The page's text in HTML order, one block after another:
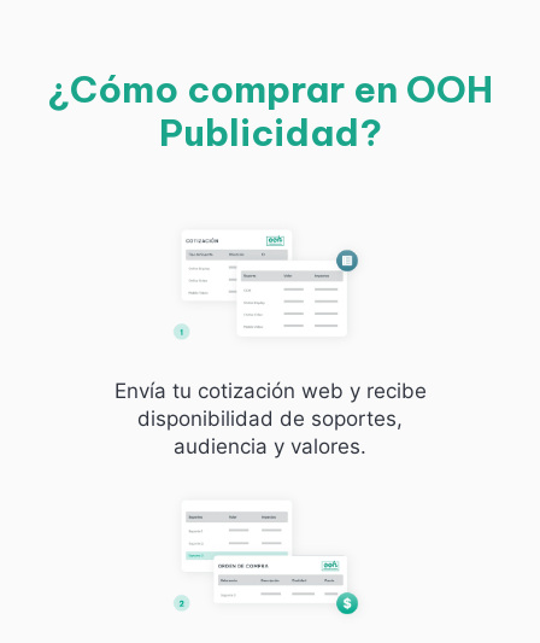
¿Cómo comprar en OOH
Publicidad?
Envía tu cotización web y recibe
disponibilidad de soportes,
audiencia y valores.